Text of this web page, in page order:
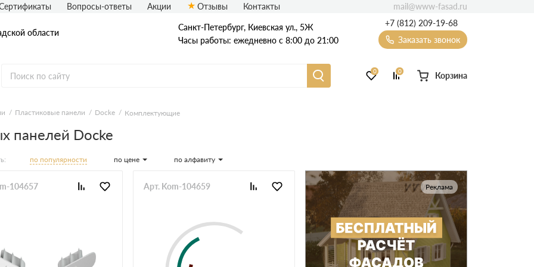
области
Санкт-Петербург, ​Киевская ул., 5Ж
Часы работы: ежедневно с 8:00 до 21:00
+7 (812) 209-19-68
Заказать звонок
сайдинг
сайдинг
0 0 Корзина
Вопросы-ответы Акции Отзывы Контакты mail@www-fasad.ru
Пластиковые панели Docke Комплектующие
панелей Docke
по популярности по цене по алфавиту
104657 Арт. Kom-104659 Реклама